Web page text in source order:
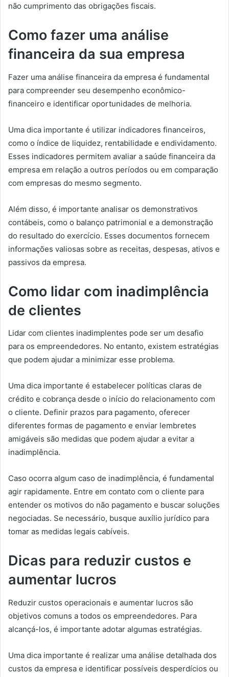
não cumprimento das obrigações fiscais.
Como fazer uma análise
financeira da sua empresa
Fazer uma análise financeira da empresa é fundamental
para compreender seu desempenho econômico-
financeiro e identificar oportunidades de melhoria.
Uma dica importante é utilizar indicadores financeiros,
como o índice de liquidez, rentabilidade e endividamento.
Esses indicadores permitem avaliar a saúde financeira da
empresa em relação a outros períodos ou em comparação
com empresas do mesmo segmento.
Além disso, é importante analisar os demonstrativos
contábeis, como o balanço patrimonial e a demonstração
do resultado do exercício. Esses documentos fornecem
informações valiosas sobre as receitas, despesas, ativos e
passivos da empresa.
Como lidar com inadimplência
de clientes
Lidar com clientes inadimplentes pode ser um desafio
para os empreendedores. No entanto, existem estratégias
que podem ajudar a minimizar esse problema.
Uma dica importante é estabelecer políticas claras de
crédito e cobrança desde o início do relacionamento com
o cliente. Definir prazos para pagamento, oferecer
diferentes formas de pagamento e enviar lembretes
amigáveis são medidas que podem ajudar a evitar a
inadimplência.
Caso ocorra algum caso de inadimplência, é fundamental
agir rapidamente. Entre em contato com o cliente para
entender os motivos do não pagamento e buscar soluções
negociadas. Se necessário, busque auxílio jurídico para
tomar as medidas legais cabíveis.
Dicas para reduzir custos e
aumentar lucros
Reduzir custos operacionais e aumentar lucros são
objetivos comuns a todos os empreendedores. Para
alcançá-los, é importante adotar algumas estratégias.
Uma dica importante é realizar uma análise detalhada dos
custos da empresa e identificar possíveis desperdícios ou